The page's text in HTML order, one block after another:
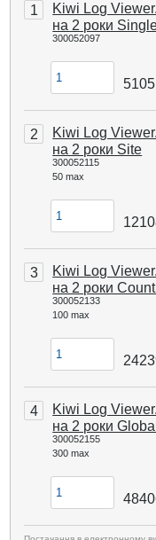
1
Kiwi Log
на 2 роки
300052097
5105
2
Kiwi Log
на 2 роки Site
300052115
50 max
3
Kiwi Log
на 2 роки
300052133
100 max
4
Kiwi Log
на 2 роки Global
300052155
300 max